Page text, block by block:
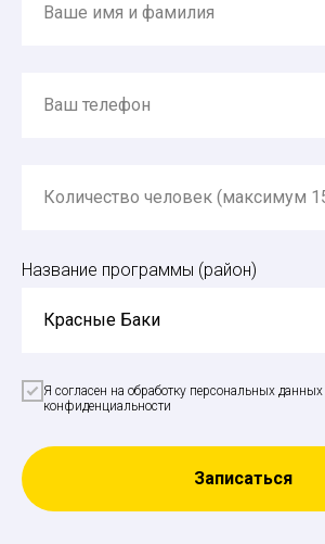
Ваше имя и фамилия
Ваш телефон
Количество человек (максимум
Название программы (район)
Я согласен на обработку персональных
конфиденциальности
Записаться